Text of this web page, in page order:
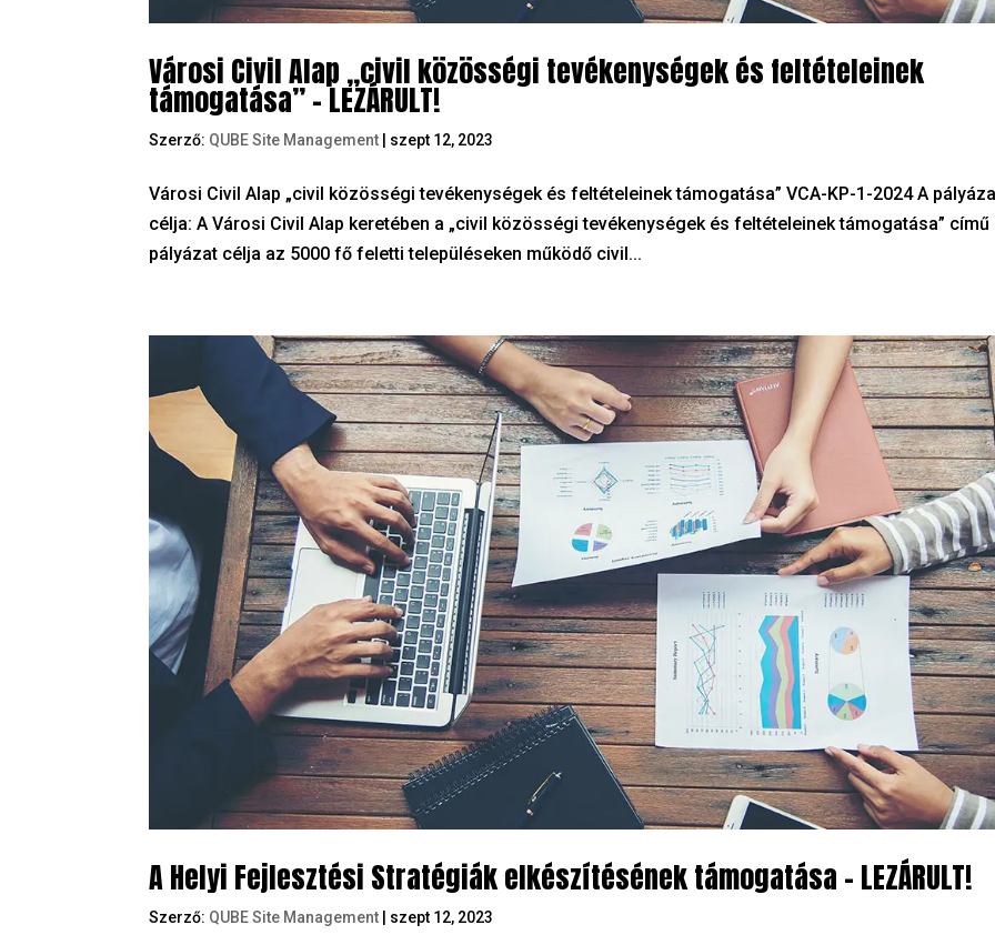
Városi Civil Alap „civil közösségi tevékenységek és feltételeinek
támogatása” – LEZÁRULT!
Szerző: QUBE Site Management szept 12, 2023
Városi Civil Alap „civil közösségi tevékenységek és feltételeinek támogatása” VCA-KP-1-2024 A
célja: A Városi Civil Alap keretében a „civil közösségi tevékenységek és feltételeinek támogatása” című
pályázat célja az 5000 fő feletti településeken működő civil...
A Helyi Fejlesztési Stratégiák elkészítésének támogatása – LEZÁRULT!
Szerző: QUBE Site Management szept 12, 2023